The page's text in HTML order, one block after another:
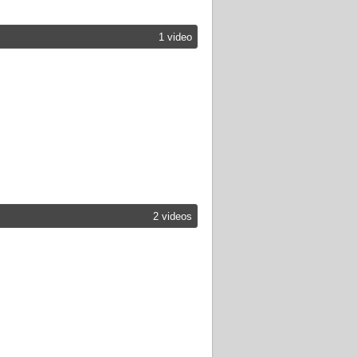
1 video
2 videos